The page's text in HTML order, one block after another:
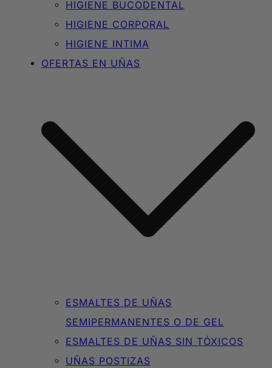
HIGIENE BUCODENTAL
HIGIENE CORPORAL
HIGIENE INTIMA
OFERTAS EN UÑAS
ESMALTES DE UÑAS
SEMIPERMANENTES O DE GEL
ESMALTES DE UÑAS SIN TÓXICOS
UÑAS POSTIZAS